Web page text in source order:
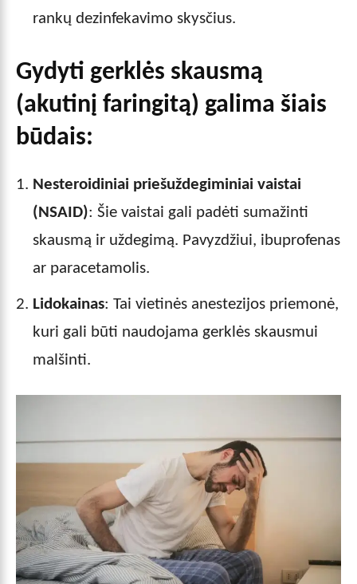
rankų dezinfekavimo skysčius.
Gydyti gerklės skausmą
(akutinį faringitą) galima šiais
būdais:
Nesteroidiniai priešuždegiminiai vaistai
(NSAID): Šie vaistai gali padėti sumažinti
skausmą ir uždegimą. Pavyzdžiui, ibuprofenas
ar paracetamolis.
Lidokainas: Tai vietinės anestezijos priemonė,
kuri gali būti naudojama gerklės skausmui
malšinti.